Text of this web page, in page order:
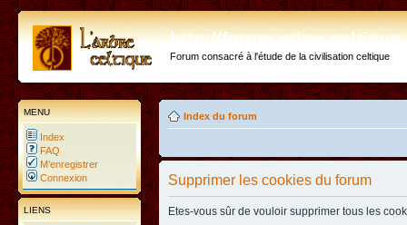
http://forum.arbre-
Forum consacré à l'étude de la civilisation celtique
MENU
Index
FAQ
M’enregistrer
Connexion
LIENS
Index du forum
Supprimer les cookies du forum
Etes-vous sûr de vouloir supprimer tous les